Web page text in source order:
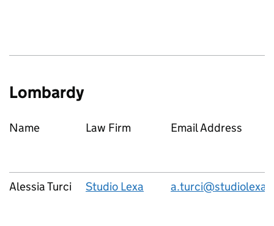
Lombardy
Name Law Firm Email Address
Alessia Turci Studio Lexa